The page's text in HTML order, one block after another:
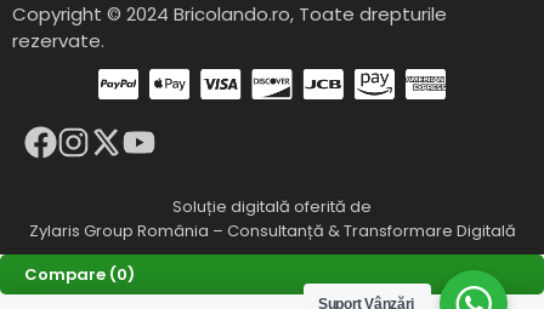
Copyright © 2024 Bricolando.ro, Toate drepturile
rezervate.
Soluție digitală oferită de
Zylaris Group România – Consultanță & Transformare Digitală
Suport Vânzări
Compare (0)